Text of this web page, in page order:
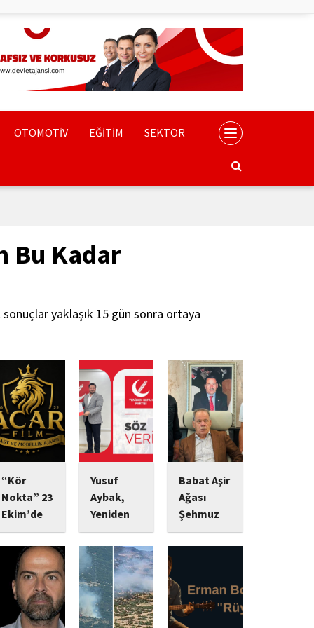
OTOMOTİV EĞİTİM SEKTÖR
Bu Kadar
yaklaşık 15 gün sonra ortaya
“Kör
Nokta” 23
Ekim’de
Vizyonda:
Psikolojik
Gerilim
Tutkunlarını
Bekleyen
Yeni Yapım
Yusuf
Aybak,
Yeniden
Refah
Partisi
Sultangazi
Gençlik
Kolları
Başkanlığı
Babat Aşiret
Ağası
Şehmuz
Babat,
Devletine
Yatırımlarıyla
Dikkat
Çekiyor